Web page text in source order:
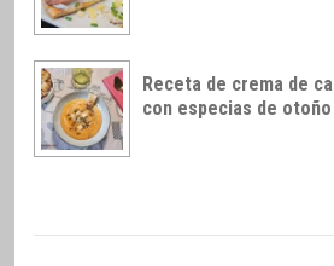
Receta de crema de
con especias de otoño